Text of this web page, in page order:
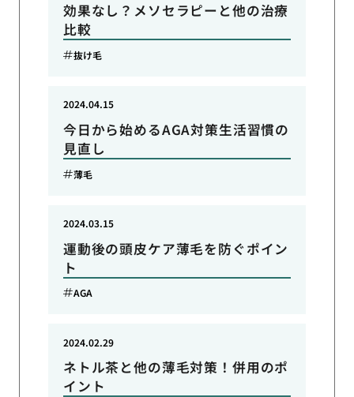
効果なし？メソセラピーと他の治療
比較
抜け毛
今日から始めるAGA対策生活習慣の
見直し
2024.04.15
薄毛
運動後の頭皮ケア薄毛を防ぐポイン
ト
2024.03.15
AGA
ネトル茶と他の薄毛対策！併用のポ
イント
2024.02.29